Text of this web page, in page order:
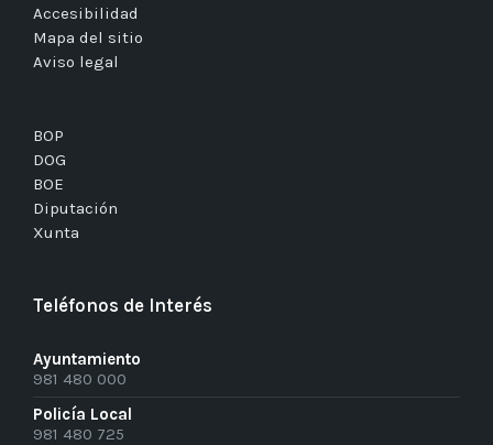
Accesibilidad
Mapa del sitio
Aviso legal
BOP
DOG
BOE
Diputación
Xunta
Teléfonos de Interés
Ayuntamiento
981 480 000
Policía Local
981 480 725